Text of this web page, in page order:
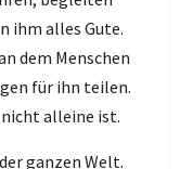
ihm alles Gute.
dem Menschen
für ihn teilen.
nicht alleine ist.
ganzen Welt.